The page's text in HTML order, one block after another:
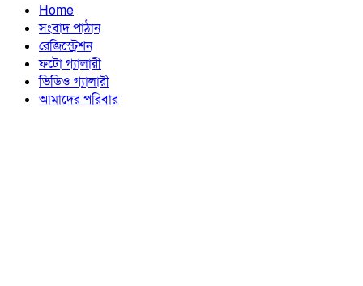
Home
সংবাদ পাঠান
রেজিস্ট্রেশন
ফটো গ্যালারী
ভিডিও গ্যালারী
আমাদের পরিবার